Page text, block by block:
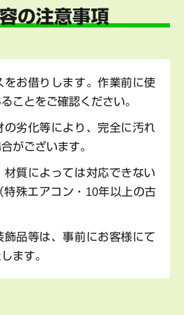
の注意事項
をお借りします。作業前に使
ことをご確認ください。
の劣化等により、完全に汚れ
がございます。
材質によっては対応できない
特殊エアコン・10年以上の古
飾品等は、事前にお客様にて
ます。